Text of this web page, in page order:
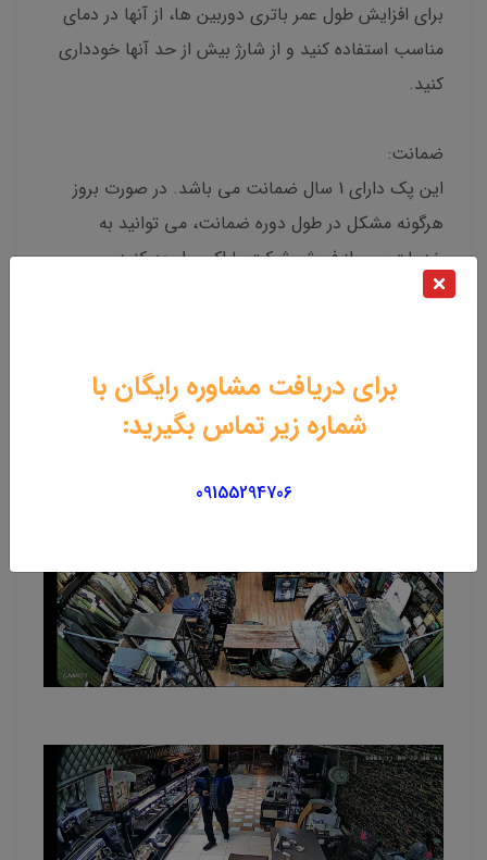
برای دریافت مشاوره رایگان با
شماره زیر تماس بگیرید:
09155294706
برای افزایش طول عمر باتری دوربین ها، از آنها در دمای
مناسب استفاده کنید و از شارژ بیش از حد آنها خودداری
کنید.
ضمانت:
این پک دارای 1 سال ضمانت می باشد. در صورت بروز
هرگونه مشکل در طول دوره ضمانت، می توانید به
خدمات پس از فروش شرکت باراکو مراجعه کنید.